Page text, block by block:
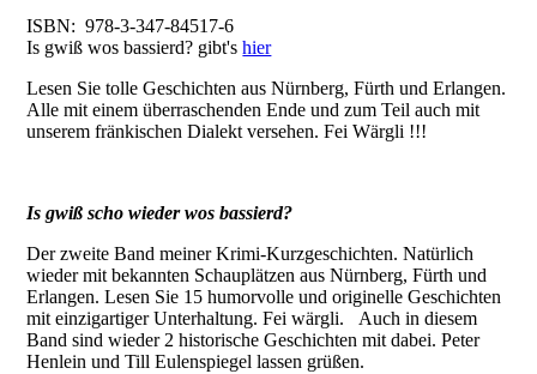
ISBN: 978-3-347-84517-6
Is gwiß wos bassierd? gibt'shier
Lesen Sie tolle Geschichten aus Nürnberg, Fürth und Erlangen.
Alle mit einem überraschenden Ende und zum Teil auch mit
unserem fränkischen Dialekt versehen. Fei Wärgli !!!
Is gwiß scho wieder wos bassierd?
Der zweite Band meiner Krimi-Kurzgeschichten. Natürlich
wieder mit bekannten Schauplätzen aus Nürnberg, Fürth und
Erlangen. Lesen Sie 15 humorvolle und originelle Geschichten
mit einzigartiger Unterhaltung. Fei wärgli. Auch in diesem
Band sind wieder 2 historische Geschichten mit dabei. Peter
Henlein und Till Eulenspiegel lassen grüßen.